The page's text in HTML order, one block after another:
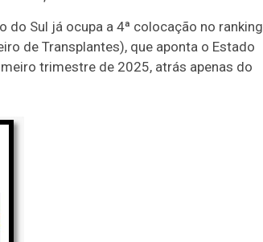
Sul já ocupa a 4ª colocação no ranking
de Transplantes), que aponta o Estado
trimestre de 2025, atrás apenas do